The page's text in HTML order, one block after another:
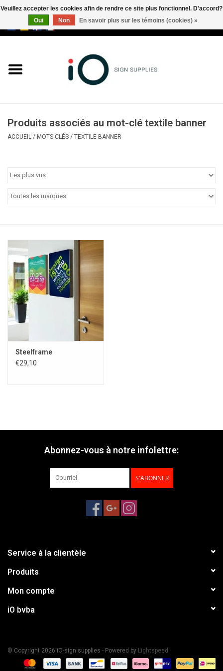
Marques
Appelez-nous au +32 3 353 67
Produits associés au mot-clé textile banner
ACCUEIL / MOTS-CLÉS / TEXTILE BANNER
Steelframe
€29,10
Abonnez-vous à notre infolettre:
S'ABONNER
Service à la clientèle
Produits
Mon compte
iO bvba
© Copyright 2026 iO-sign supplies - Powered by Lightspeed
Veuillez accepter les cookies afin de rendre ce site plus fonctionnel. D'accord?
Oui
Non En savoir plus sur les témoins (cookies) »